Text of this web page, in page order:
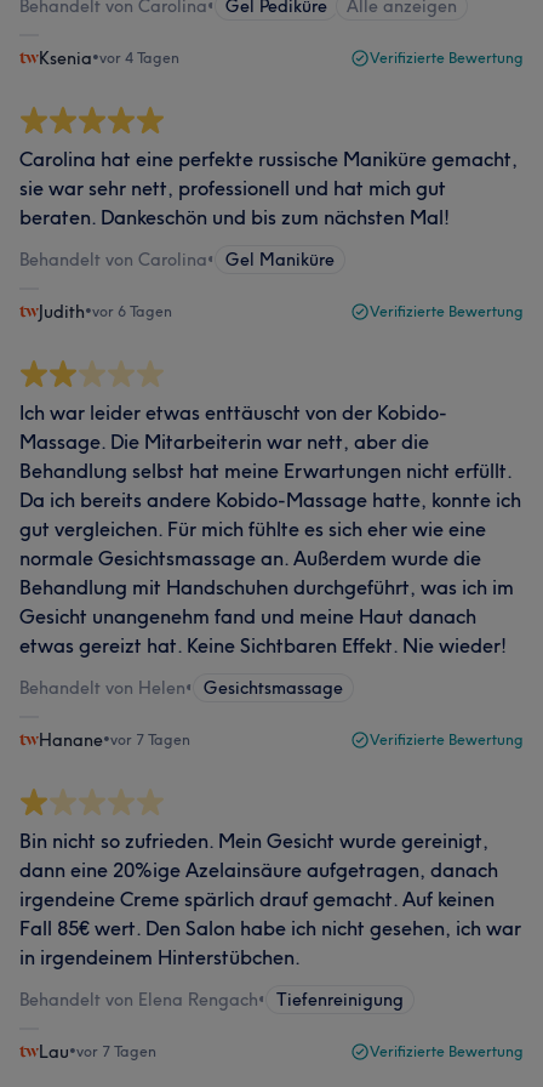
Behandelt von Carolina• Gel Pediküre Alle anzeigen
Ksenia•vor 4 Tagen Verifizierte Bewertung
Carolina hat eine perfekte russische Maniküre gemacht,
sie war sehr nett, professionell und hat mich gut
beraten. Dankeschön und bis zum nächsten Mal!
Behandelt von Carolina• Gel Maniküre
Judith•vor 6 Tagen Verifizierte Bewertung
Ich war leider etwas enttäuscht von der Kobido-
Massage. Die Mitarbeiterin war nett, aber die
Behandlung selbst hat meine Erwartungen nicht erfüllt.
Da ich bereits andere Kobido-Massage hatte, konnte ich
gut vergleichen. Für mich fühlte es sich eher wie eine
normale Gesichtsmassage an. Außerdem wurde die
Behandlung mit Handschuhen durchgeführt, was ich im
Gesicht unangenehm fand und meine Haut danach
etwas gereizt hat. Keine Sichtbaren Effekt. Nie wieder!
Behandelt von Helen• Gesichtsmassage
Hanane•vor 7 Tagen Verifizierte Bewertung
Bin nicht so zufrieden. Mein Gesicht wurde gereinigt,
dann eine 20%ige Azelainsäure aufgetragen, danach
irgendeine Creme spärlich drauf gemacht. Auf keinen
Fall 85€ wert. Den Salon habe ich nicht gesehen, ich war
in irgendeinem Hinterstübchen.
Behandelt von Elena Rengach• Tiefenreinigung
Lau•vor 7 Tagen Verifizierte Bewertung